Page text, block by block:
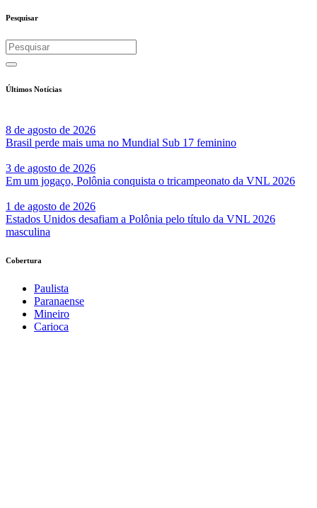
Pesquisar
Últimos Notícias
8 de agosto de 2026
Brasil perde mais uma no Mundial Sub 17 feminino
3 de agosto de 2026
Em um jogaço, Polônia conquista o tricampeonato da VNL 2026
1 de agosto de 2026
Estados Unidos desafiam a Polônia pelo título da VNL 2026
masculina
Cobertura
Paulista
Paranaense
Mineiro
Carioca